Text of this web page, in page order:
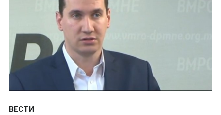
ВЕСТИ